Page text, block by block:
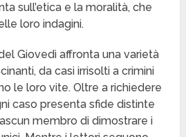
sull’etica e la moralità, che
loro indagini.
Giovedì affronta una varietà
da casi irrisolti a crimini
le loro vite. Oltre a richiedere
caso presenta sfide distinte
membro di dimostrare i